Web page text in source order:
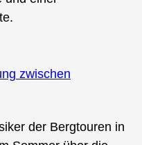
zwischen
der Bergtouren in